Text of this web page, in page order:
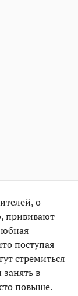
о
прививают
поступая
стремиться
в
повыше.